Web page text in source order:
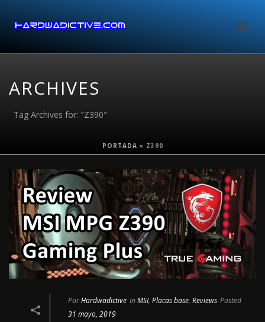
ARCHIVES
Tag Archives for: "Z390"
PORTADA » Z390
PorHardwadictive InMSI, Placas base, Reviews Posted
31 mayo, 2019